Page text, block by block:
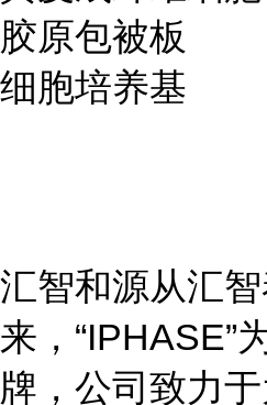
胶原包被板
细胞培养基
汇智和源从汇
来，“IPHASE”
牌，公司致力